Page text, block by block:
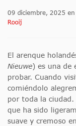
09 diciembre, 2025 en
Rooij
El arenque
Nieuwe) es una de
probar. Cuando
comiéndolo
por toda la ciudad.
que ha sido
suave y cremoso